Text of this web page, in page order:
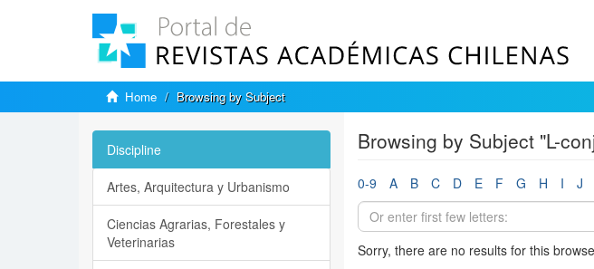
Home Browsing by Subject
Browsing by Subject "L-
0-9 A B C D E F G H I J
Sorry, there are no results for this
Discipline
Artes, Arquitectura y Urbanismo
Ciencias Agrarias, Forestales y
Veterinarias